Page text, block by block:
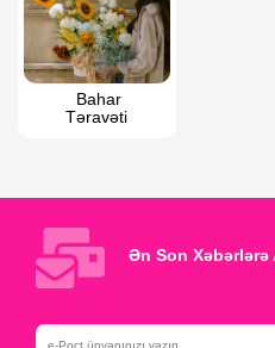
Bahar
Təravəti
Ən Son Xəbərlərə